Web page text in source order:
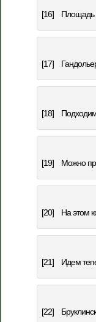
[16] Площадь
[17]
[18]
[19] Можно
[20] На этом
[21] Идем
[22]